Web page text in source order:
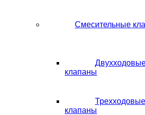
Смесительные
клапаны
клапаны